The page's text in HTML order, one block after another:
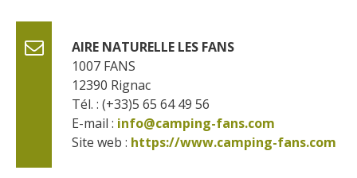
AIRE NATURELLE LES FANS
1007 FANS
12390 Rignac
Tél. : (+33)5 65 64 49 56
E-mail : info@camping-fans.com
Site web : https://www.camping-fans.com